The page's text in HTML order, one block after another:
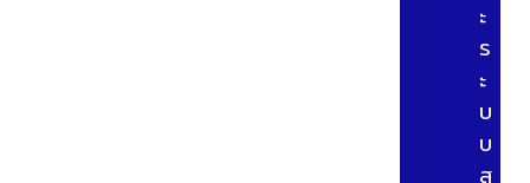
ะ
ร
ะ
บ
บ
ส